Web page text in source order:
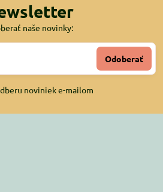
naše novinky:
Odoberať
noviniek e-mailom